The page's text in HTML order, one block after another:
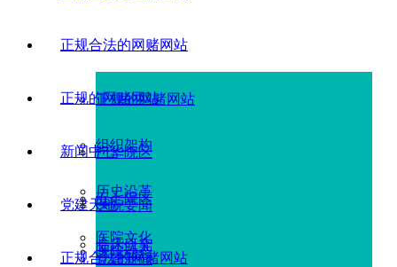
正规合法的网赌网站
正规的网赌网站
组织架构
历史沿革
医院文化
正规的网赌网站
广华院区
五七院区
临床研究
新闻中心
医院要闻
医院动态
党建天地
党建新闻
正规合法的网赌网站